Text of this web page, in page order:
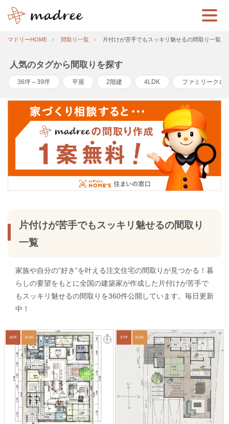
マドリーHOME 間取り一覧 片付けが苦手でもスッキリ魅せるの間取り一覧
人気のタグから間取りを探す
36坪～39坪 平屋 2階建 4LDK ファミリークロ
片付けが苦手でもスッキリ魅せるの間取り
一覧
家族や自分の”好き”を叶える注文住宅の間取りが見つかる！暮
らしの要望をもとに全国の建築家が作成した片付けが苦手で
もスッキリ魅せるの間取りを360件公開しています。毎日更新
中！
36坪 2LDK 37坪 3LDK